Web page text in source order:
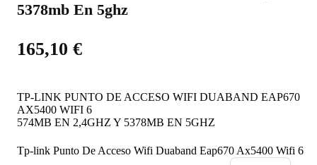
5378mb En 5ghz
165,10 €
TP-LINK PUNTO DE ACCESO WIFI DUABAND EAP670
AX5400 WIFI 6
574MB EN 2,4GHZ Y 5378MB EN 5GHZ
Tp-link Punto De Acceso Wifi Duaband Eap670 Ax5400 Wifi 6